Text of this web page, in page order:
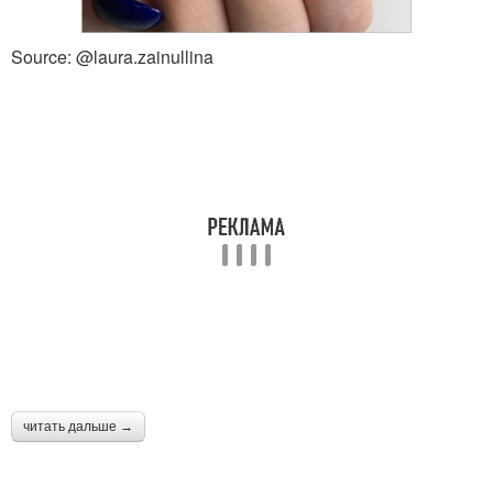
Source: @laura.zainullina
читать дальше →